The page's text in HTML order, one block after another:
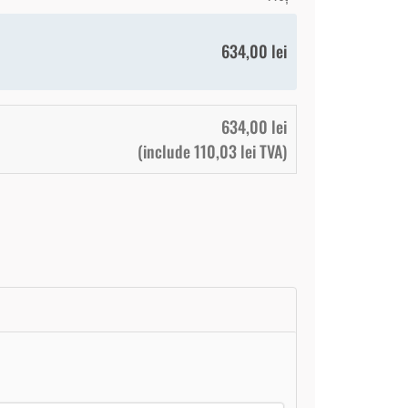
634,00 lei
634,00 lei
(include110,03leiTVA)